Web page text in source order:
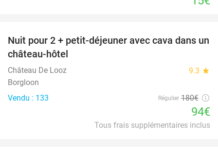
48%
Nuit pour 2 + petit-déjeuner avec cava dans un
château-hôtel
Château De Looz 9.3 star
Borgloon
Vendu : 133
Régulier 180€
94€
Tous frais supplémentaires inclus